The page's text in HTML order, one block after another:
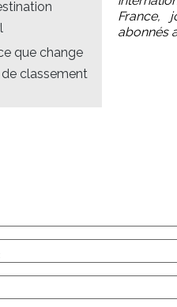
que change
classement
France,
abonnés